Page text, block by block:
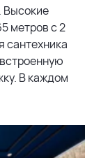
Высокие
метров с 2
сантехника
В каждом